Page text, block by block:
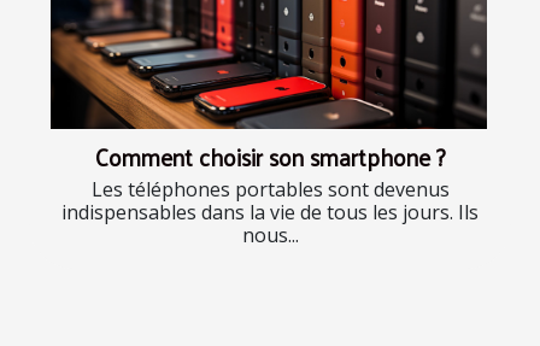
Comment choisir son smartphone ?
Les téléphones portables sont devenus
indispensables dans la vie de tous les jours. Ils
nous...